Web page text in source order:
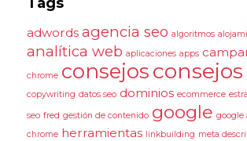
adwords agencia seo algoritmos
analítica web aplicaciones apps
chrome consejosconsejos
copywriting datos seo dominios ecommerce
seo fred gestión de contenido google google
chrome herramientas linkbuilding meta